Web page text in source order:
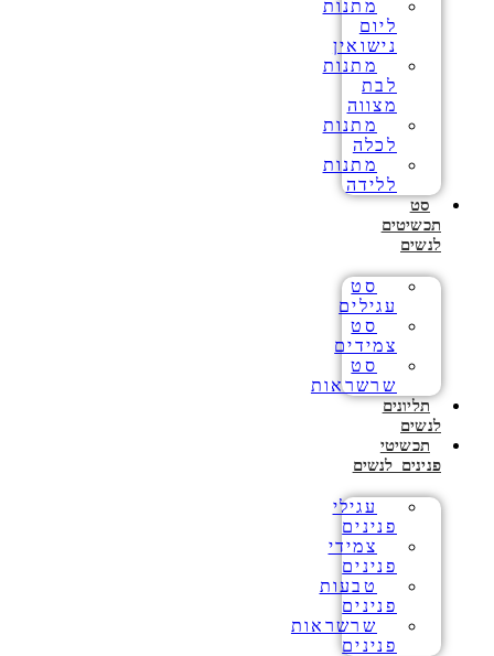
מתנות
ליום
נישואין
מתנות
לבת
מצווה
מתנות
לכלה
מתנות
ללידה
סט
תכשיטים
לנשים
סט
עגילים
סט
צמידים
סט
שרשראות
תליונים
לנשים
תכשיטי
פנינים לנשים
עגילי
פנינים
צמידי
פנינים
טבעות
פנינים
שרשראות
פנינים